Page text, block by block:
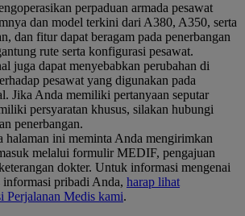
perpaduan armada pesawat
dan model terkini dari A380, A350, serta
dan fitur dapat beragam pada penerbangan
rute serta konfigurasi pesawat.
juga dapat menyebabkan perubahan di
pesawat yang digunakan pada
Jika Anda memiliki pertanyaan seputar
persyaratan khusus, silakan hubungi
penerbangan.
halaman ini meminta Anda mengirimkan
melalui formulir MEDIF, pengajuan
dokter. Untuk informasi mengenai
informasi pribadi Anda, harap lihat
Perjalanan Medis kami.